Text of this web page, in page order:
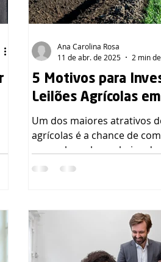
5 Motivos para
Leilões Agrícolas
Um dos maiores atrativos
agrícolas é a chance de
com valores bem abaixo
no mercado. Em alguns
Ana Carolina Rosa
11 de abr. de 2025
2 min